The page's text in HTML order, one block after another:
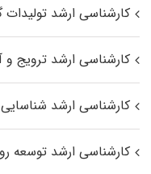
کارشناسی ارشد
کارشناسی ارشد ترویج
کارشناسی ارشد شناسایی
کارشناسی ارشد توسعه